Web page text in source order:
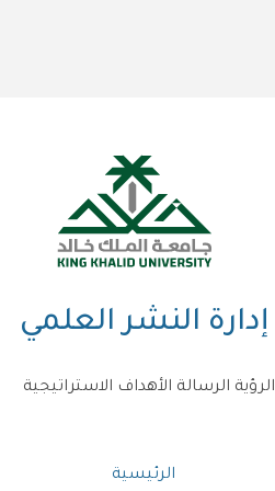
إدارة النشر العلمي
الرؤية الرسالة الأهداف الاستراتيجية
مسار
الرئيسية